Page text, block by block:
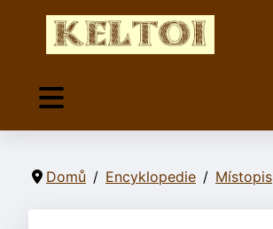
Domů Encyklopedie Místopis